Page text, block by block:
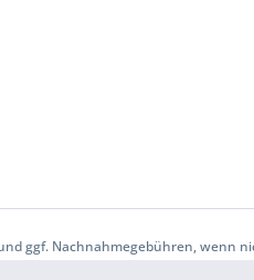
ggf. Nachnahmegebühren, wenn